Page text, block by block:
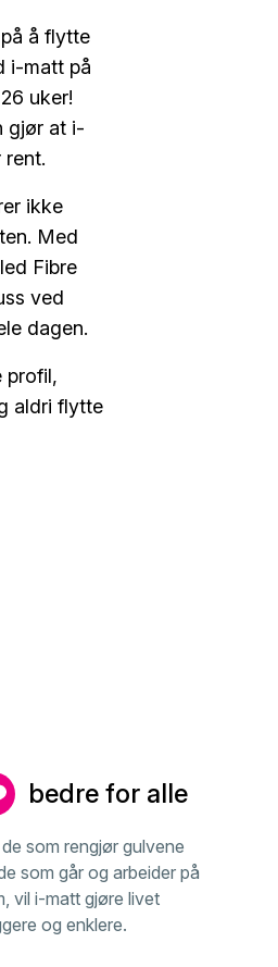
å flytte
i-matt på
uker!
gjør at i-
rent.
ikke
Med
Fibre
ved
dagen.
profil,
aldri flytte
bedre for alle
som rengjør gulvene
som går og arbeider på
vil i-matt gjøre livet
og enklere.